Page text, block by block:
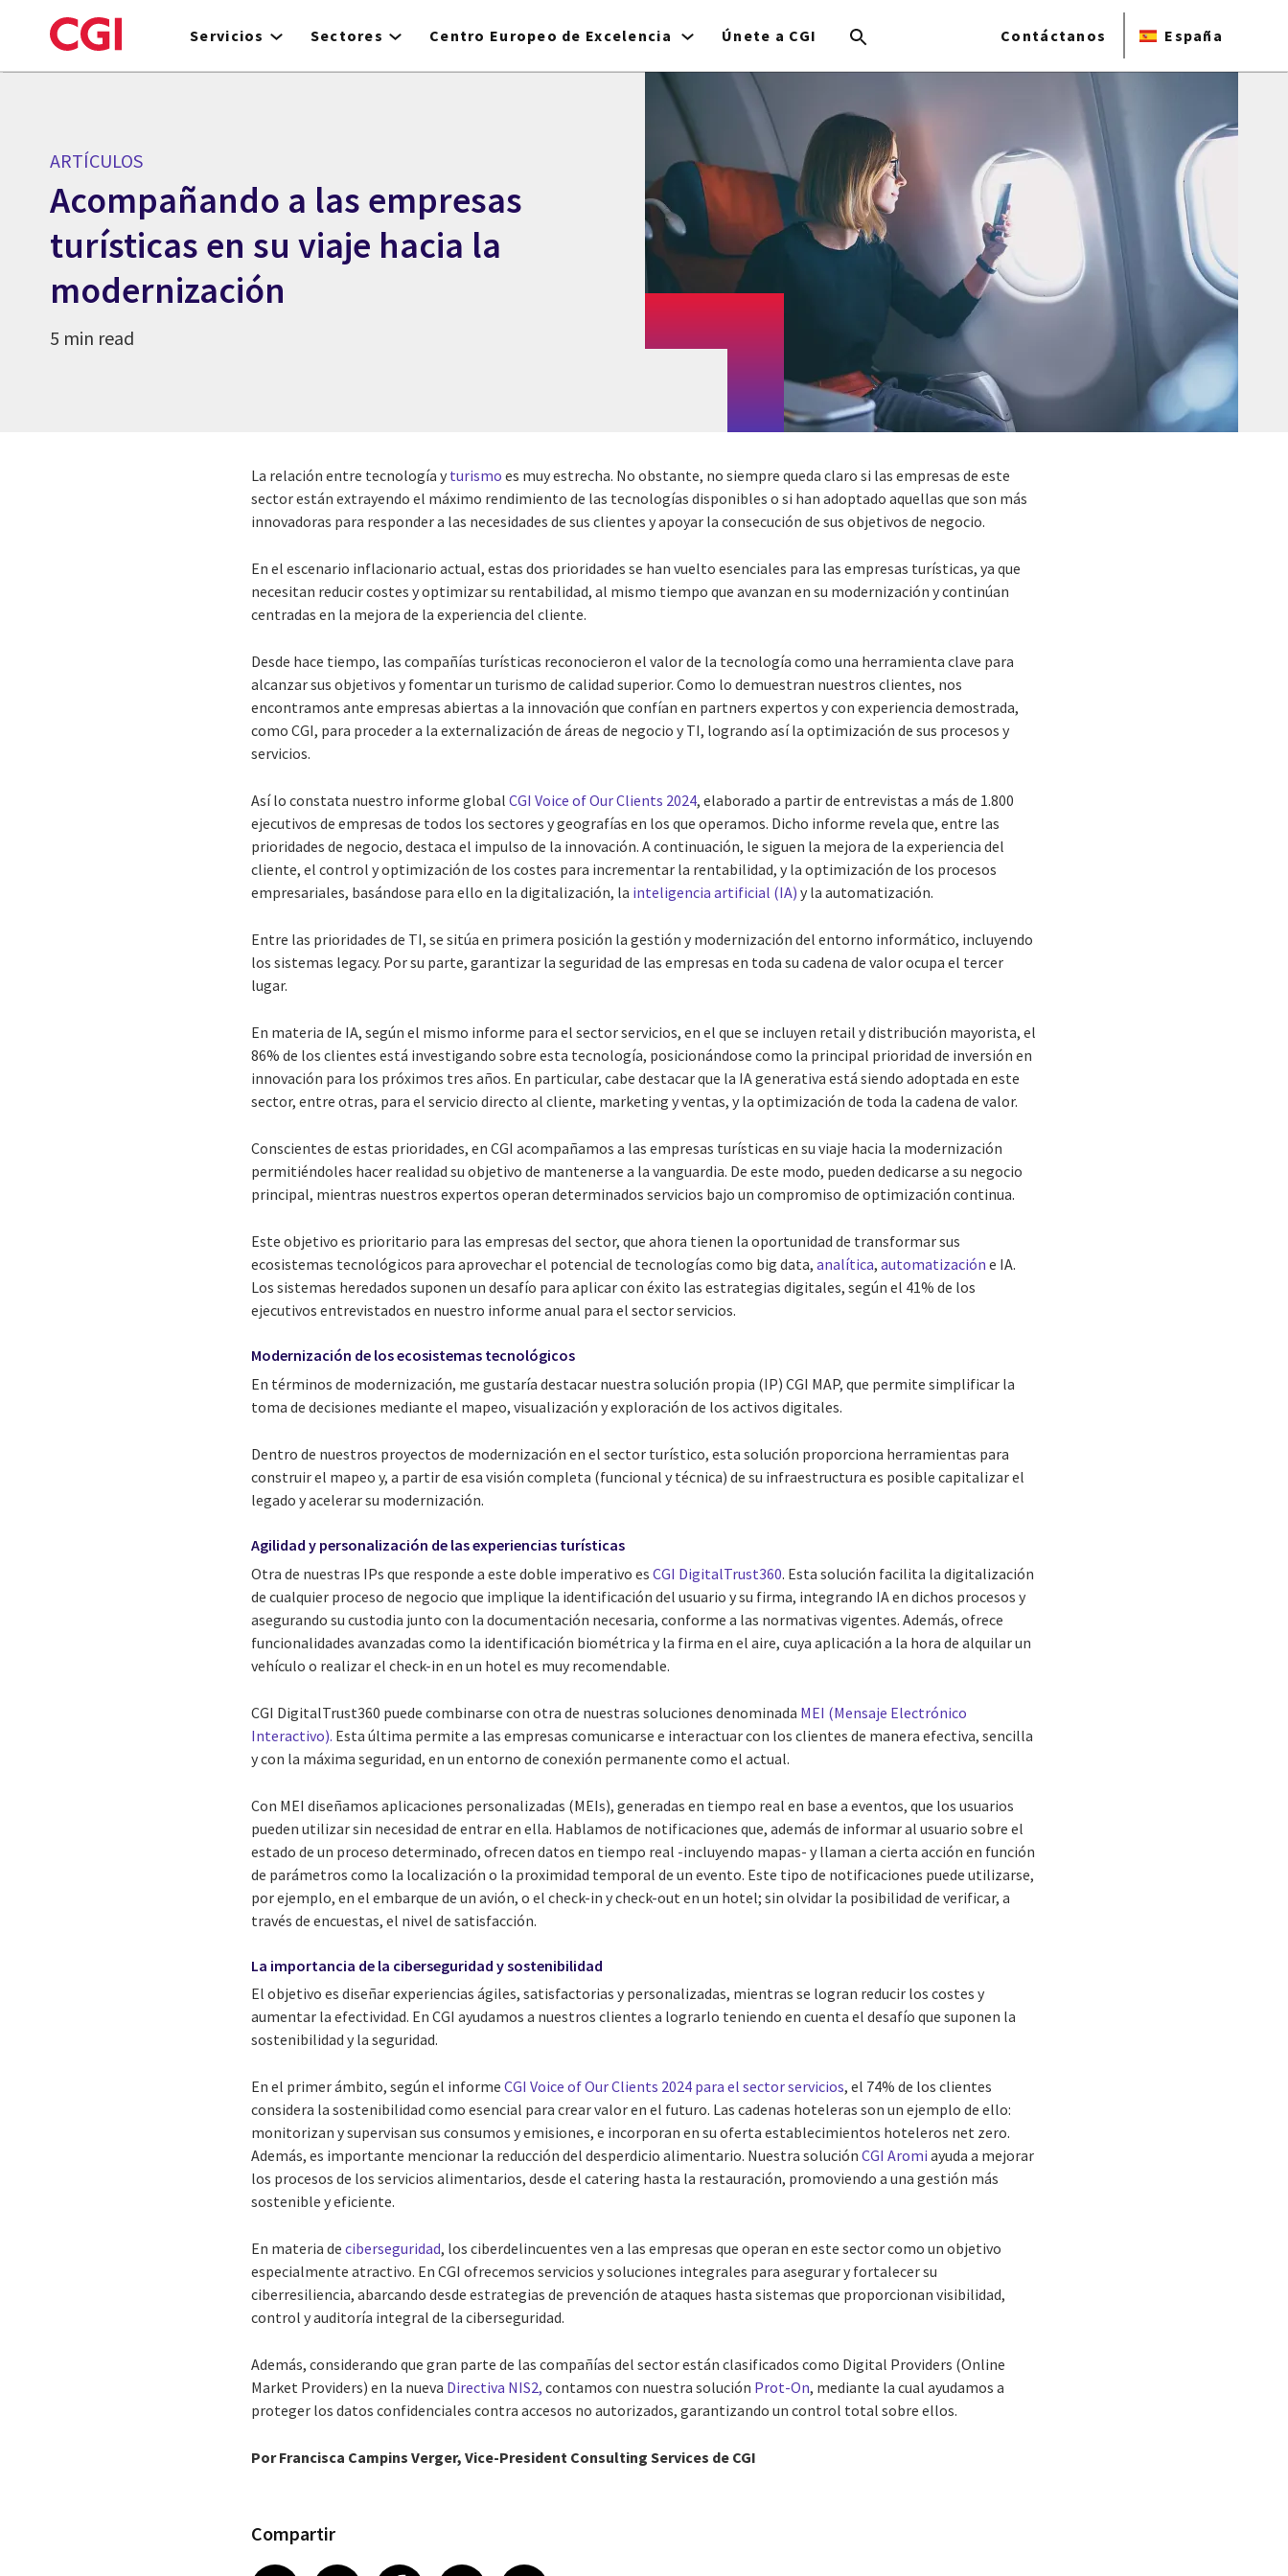
to
Servicios Sectores Centro Europeo de Excelencia Únete a CGI Contáctanos España
ARTÍCULOS
Acompañando a las empresas
turísticas en su viaje hacia la
modernización
5 min read
La relación entre tecnología y turismoes muy estrecha. No obstante, no siempre queda claro si las empresas de este
sector están extrayendo el máximo rendimiento de las tecnologías disponibles o si han adoptado aquellas que son más
innovadoras para responder a las necesidades de sus clientes y apoyar la consecución de sus objetivos de negocio.
En el escenario inflacionario actual, estas dos prioridades se han vuelto esenciales para las empresas turísticas, ya que
necesitan reducir costes y optimizar su rentabilidad, al mismo tiempo que avanzan en su modernización y continúan
centradas en la mejora de la experiencia del cliente.
Desde hace tiempo, las compañías turísticas reconocieron el valor de la tecnología como una herramienta clave para
alcanzar sus objetivos y fomentar un turismo de calidad superior. Como lo demuestran nuestros clientes, nos
encontramos ante empresas abiertas a la innovación que confían en partners expertos y con experiencia demostrada,
como CGI, para proceder a la externalización de áreas de negocio y TI, logrando así la optimización de sus procesos y
servicios.
Así lo constata nuestro informe globalCGI Voice of Our Clients 2024, elaborado a partir de entrevistas a más de 1.800
ejecutivos de empresas de todos los sectores y geografías en los que operamos. Dicho informe revela que, entre las
prioridades de negocio, destaca el impulso de la innovación. A continuación, le siguen la mejora de la experiencia del
cliente, el control y optimización de los costes para incrementar la rentabilidad, y la optimización de los procesos
empresariales, basándose para ello en la digitalización, la inteligencia artificial (IA) y la automatización.
Entre las prioridades de TI, se sitúa en primera posición la gestión y modernización del entorno informático, incluyendo
los sistemas legacy. Por su parte, garantizar la seguridad de las empresas en toda su cadena de valor ocupa el tercer
lugar.
En materia de IA, según el mismo informe para el sector servicios, en el que se incluyen retail y distribución mayorista, el
86% de los clientes está investigando sobre esta tecnología, posicionándose como la principal prioridad de inversión en
innovación para los próximos tres años. En particular, cabe destacar que la IA generativa está siendo adoptada en este
sector, entre otras, para el servicio directo al cliente, marketing y ventas, y la optimización de toda la cadena de valor.
Conscientes de estas prioridades, en CGI acompañamos a las empresas turísticas en su viaje hacia la modernización
permitiéndoles hacer realidad su objetivo de mantenerse a la vanguardia. De este modo, pueden dedicarse a su negocio
principal, mientras nuestros expertos operan determinados servicios bajo un compromiso de optimización continua.
Este objetivo es prioritario para las empresas del sector, que ahora tienen la oportunidad de transformar sus
ecosistemas tecnológicos para aprovechar el potencial de tecnologías como big data,analítica,automatizacióne IA.
Los sistemas heredados suponen un desafío para aplicar con éxito las estrategias digitales, según el 41% de los
ejecutivos entrevistados en nuestro informe anual para el sector servicios.
Modernización de los ecosistemas tecnológicos
En términos de modernización, me gustaría destacar nuestra solución propia (IP) CGI MAP, que permite simplificar la
toma de decisiones mediante el mapeo, visualización y exploración de los activos digitales.
Dentro de nuestros proyectos de modernización en el sector turístico, esta solución proporciona herramientas para
construir el mapeo y, a partir de esa visión completa (funcional y técnica) de su infraestructura es posible capitalizar el
legado y acelerar su modernización.
Agilidad y personalización de las experiencias turísticas
Otra de nuestras IPs que responde a este doble imperativo esCGI DigitalTrust360. Esta solución facilita la digitalización
de cualquier proceso de negocio que implique la identificación del usuario y su firma, integrando IA en dichos procesos y
asegurando su custodia junto con la documentación necesaria, conforme a las normativas vigentes. Además, ofrece
funcionalidades avanzadas como la identificación biométrica y la firma en el aire, cuya aplicación a la hora de alquilar un
vehículo o realizar el check-in en un hotel es muy recomendable.
CGI DigitalTrust360 puede combinarse con otra de nuestras soluciones denominada MEI (Mensaje Electrónico
Interactivo). Esta última permite a las empresas comunicarse e interactuar con los clientes de manera efectiva, sencilla
y con la máxima seguridad, en un entorno de conexión permanente como el actual.
Con MEI diseñamos aplicaciones personalizadas (MEIs), generadas en tiempo real en base a eventos, que los usuarios
pueden utilizar sin necesidad de entrar en ella. Hablamos de notificaciones que, además de informar al usuario sobre el
estado de un proceso determinado, ofrecen datos en tiempo real -incluyendo mapas- y llaman a cierta acción en función
de parámetros como la localización o la proximidad temporal de un evento. Este tipo de notificaciones puede utilizarse,
por ejemplo, en el embarque de un avión, o el check-in y check-out en un hotel; sin olvidar la posibilidad de verificar, a
través de encuestas, el nivel de satisfacción.
La importancia de la ciberseguridad y sostenibilidad
El objetivo es diseñar experiencias ágiles, satisfactorias y personalizadas, mientras se logran reducir los costes y
aumentar la efectividad. En CGI ayudamos a nuestros clientes a lograrlo teniendo en cuenta el desafío que suponen la
sostenibilidad y la seguridad.
En el primer ámbito, según el informeCGI Voice of Our Clients 2024 para el sector servicios, el 74% de los clientes
considera la sostenibilidad como esencial para crear valor en el futuro. Las cadenas hoteleras son un ejemplo de ello:
monitorizan y supervisan sus consumos y emisiones, e incorporan en su oferta establecimientos hoteleros net zero.
Además, es importante mencionar la reducción del desperdicio alimentario. Nuestra soluciónCGI Aromi ayuda a mejorar
los procesos de los servicios alimentarios, desde el catering hasta la restauración, promoviendo a una gestión más
sostenible y eficiente.
En materia deciberseguridad, los ciberdelincuentes ven a las empresas que operan en este sector como un objetivo
especialmente atractivo. En CGI ofrecemos servicios y soluciones integrales para asegurar y fortalecer su
ciberresiliencia, abarcando desde estrategias de prevención de ataques hasta sistemas que proporcionan visibilidad,
control y auditoría integral de la ciberseguridad.
Además, considerando que gran parte de las compañías del sector están clasificados como Digital Providers (Online
Market Providers) en la nueva Directiva NIS2, contamos con nuestra solución Prot-On, mediante la cual ayudamos a
proteger los datos confidenciales contra accesos no autorizados, garantizando un control total sobre ellos.
PorFrancisca Campins Verger, Vice-President Consulting Services de CGI
Compartir